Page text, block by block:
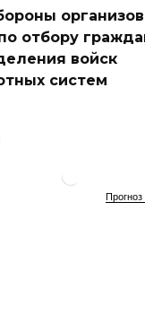
отбору
войск
систем